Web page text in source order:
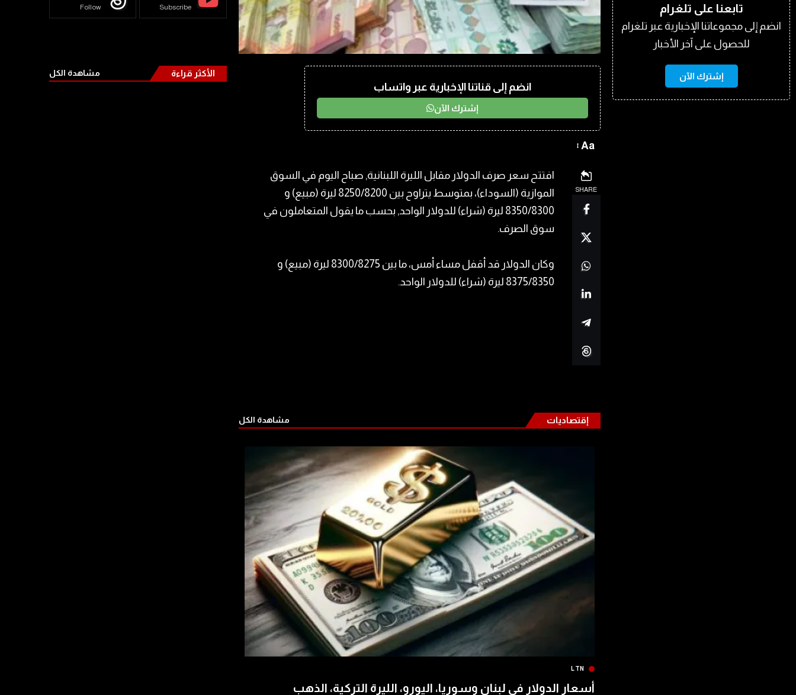
تابعنا على تلغرام
انضم إلى مجموعاتنا الإخبارية عبر تلغرام
للحصول على آخر الأخبار
إشترك الآن
انضم إلى قناتنا الإخبارية عبر واتساب
إشترك الآن
Aa
SHARE
افتتح سعر صرف الدولار مقابل الليرة اللبنانية, صباح اليوم في السوق
الموازية (السوداء)
، بمتوسط يتراوح بين 8250/8200 ليرة (مبيع) و
8350/8300 ليرة (شراء) للدولار الواحد, بحسب ما يقول المتعاملون في
سوق الصرف.
وكان الدولار قد أقفل مساء أمس، ما بين 8300/8275 ليرة (مبيع) و
8375/8350 ليرة (شراء) للدولار الواحد.
إقتصاديات مشاهدة الكل
LTN
أسعار الدولار في لبنان وسوريا، اليورو، الليرة التركية، الذهب
Subscribe
Follow
الأكثر قراءة مشاهدة الكل